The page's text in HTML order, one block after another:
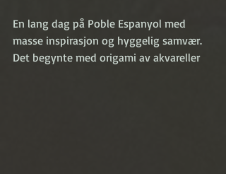
En lang dag på Poble Espanyol med
masse inspirasjon og hyggelig samvær.
Det begynte med origami av akvareller